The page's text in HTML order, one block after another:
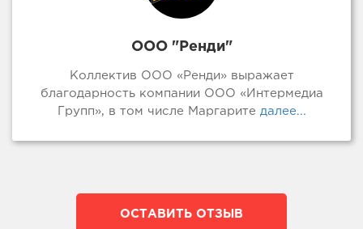
ООО "Ренди"
Коллектив ООО «Ренди» выражает
благодарность компании ООО «Интермедиа
Групп», в том числе Маргарите далее...
ОСТАВИТЬ ОТЗЫВ